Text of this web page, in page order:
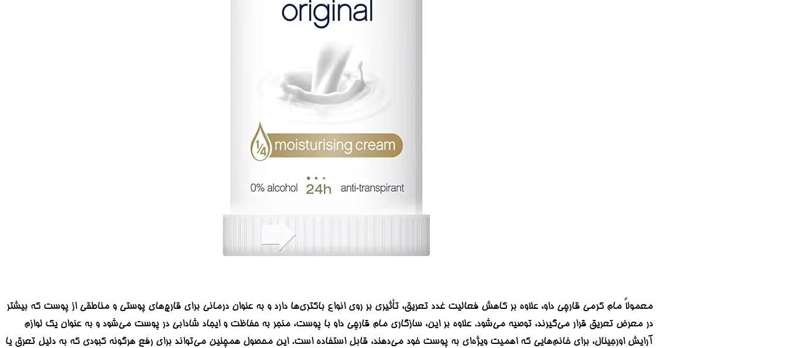
معمولاً مام کرمی قارچی داو، علاوه بر کاهش فعالیت غدد تعریق، تأثیری بر روی انواع باکتری‌ها دارد و به عنوان درمانی برای قارچ‌های پوستی و مناطقی از پوست که بیشتر
در معرض تعریق قرار می‌گیرند، توصیه می‌شود. علاوه بر این، سازگاری مام قارچی داو با پوست، منجر به حفاظت و ایجاد شادابی در پوست می‌شود و به عنوان یک لوازم
آرایش اورجینال، برای خانم‌هایی که اهمیت ویژه‌ای به پوست خود می‌دهند، قابل استفاده است. این محصول همچنین می‌تواند برای رفع هرگونه کبودی که به دلیل تعرق یا